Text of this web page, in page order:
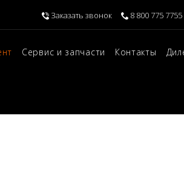
Заказать звонок 8 800 775 7755
Сервис и запчасти Контакты